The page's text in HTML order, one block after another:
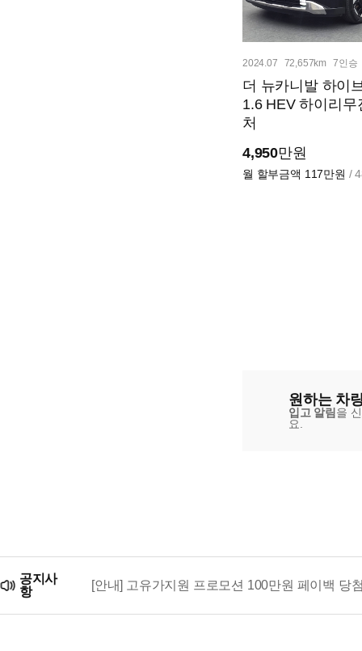
2024.07 72,657km 7인승
더 뉴카니발 하이
1.6 HEV 하이리
처
4,950만원
월 할부금액 117만원 /
원하는 차
입고 알림 을
요.
공지사
항
[안내] 고유가지원 프로모션 100만원 페이백 당